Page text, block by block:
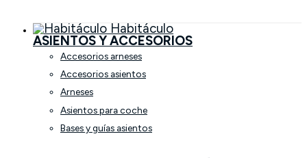
Habitáculo
ASIENTOS Y ACCESORIOS
Accesorios arneses
Accesorios asientos
Arneses
Asientos para coche
Bases y guías asientos